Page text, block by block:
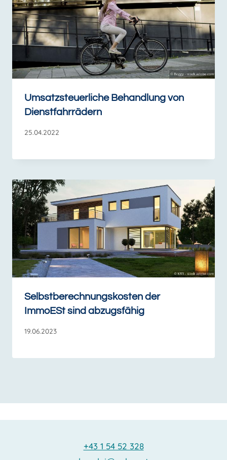
Umsatzsteuerliche Behandlung von
Dienstfahrrädern
25.04.2022
Selbstberechnungskosten der
ImmoESt sind abzugsfähig
19.06.2023
+43 1 54 52 328